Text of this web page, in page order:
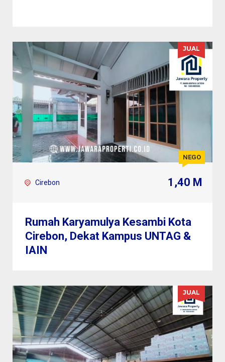
JUAL
NEGO
Cirebon 1,40 M
Rumah Karyamulya Kesambi Kota
Cirebon, Dekat Kampus UNTAG &
IAIN
JUAL